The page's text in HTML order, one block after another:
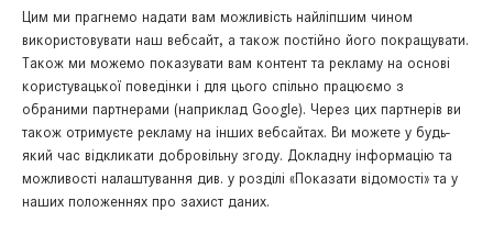
Цим ми прагнемо надати вам можливість найліпшим чином
використовувати наш вебсайт, а також постійно його покращувати.
Також ми можемо показувати вам контент та рекламу на основі
користувацької поведінки і для цього спільно працюємо з
обраними партнерами (наприклад Google). Через цих партнерів ви
також отримуєте рекламу на інших вебсайтах. Ви можете у будь-
який час відкликати добровільну згоду. Докладну інформацію та
можливості налаштування див. у розділі «Показати відомості» та у
наших положеннях про захист даних.
Акції
Вгору